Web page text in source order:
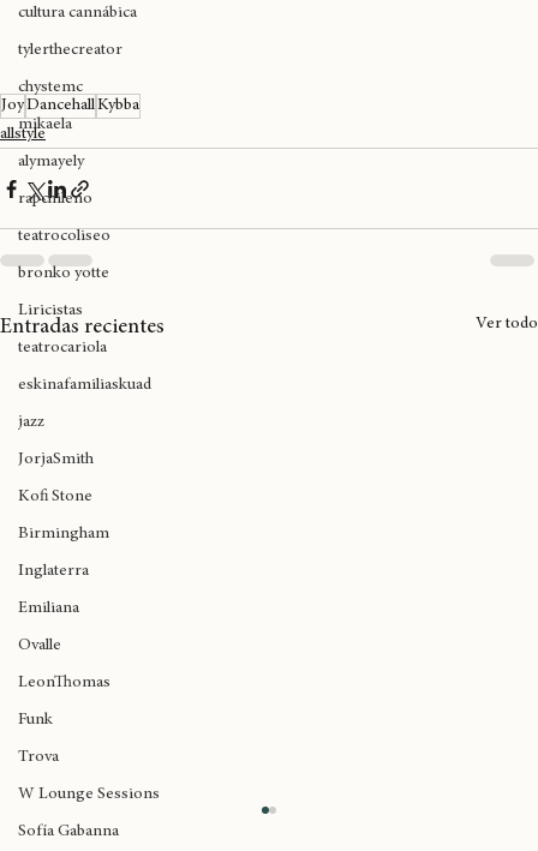
expoweed 2025
cultura cannábica
tylerthecreator
chystemc
mikaela
alymayely
rapchileno
teatrocoliseo
bronko yotte
Liricistas
teatrocariola
eskinafamiliaskuad
jazz
JorjaSmith
Kofi Stone
Birmingham
Inglaterra
Emiliana
Ovalle
LeonThomas
Funk
Trova
W Lounge Sessions
JoyDancehall
allstyle
Entradas recientes